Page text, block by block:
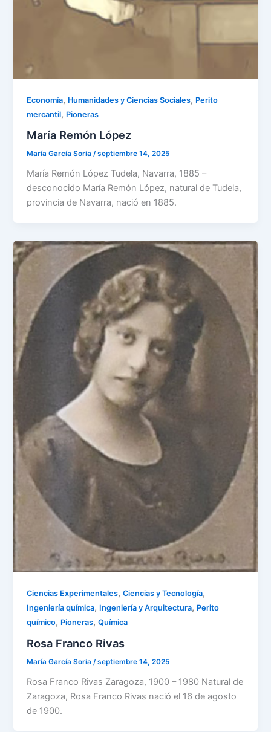
Economía, Humanidades y Ciencias Sociales, Perito
mercantil, Pioneras
María Remón López
María García Soria/septiembre 14, 2025
María Remón López Tudela, Navarra, 1885 –
desconocido María Remón López, natural de Tudela,
provincia de Navarra, nació en 1885.
Ciencias Experimentales,Ciencias y Tecnología,
Ingeniería química, Ingeniería y Arquitectura, Perito
químico, Pioneras,Química
Rosa Franco Rivas
María García Soria /septiembre 14, 2025
Rosa Franco Rivas Zaragoza, 1900 – 1980 Natural de
Zaragoza, Rosa Franco Rivas nació el 16 de agosto
de 1900.